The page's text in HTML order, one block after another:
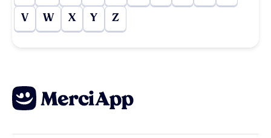
V W X Y Z